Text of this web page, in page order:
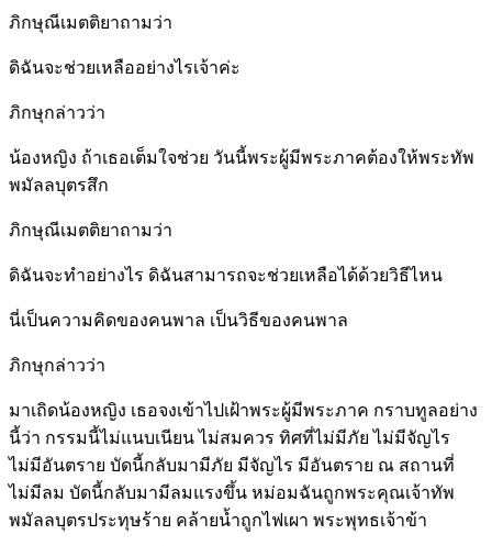
ภิกษุณีเมตติยาถามว่า
ดิฉันจะช่วยเหลืออย่างไรเจ้าค่ะ
ภิกษุกล่าวว่า
น้องหญิง ถ้าเธอเต็มใจช่วย วันนี้พระผู้มีพระภาคต้องให้พระทัพ
พมัลลบุตรสึก
ภิกษุณีเมตติยาถามว่า
ดิฉันจะทำอย่างไร ดิฉันสามารถจะช่วยเหลือได้ด้วยวิธีไหน
นี่เป็นความคิดของคนพาล เป็นวิธีของคนพาล
ภิกษุกล่าวว่า
มาเถิดน้องหญิง เธอจงเข้าไปเฝ้าพระผู้มีพระภาค กราบทูลอย่าง
นี้ว่า กรรมนี้ไม่แนบเนียน ไม่สมควร ทิศที่ไม่มีภัย ไม่มีจัญไร
ไม่มีอันตราย บัดนี้กลับมามีภัย มีจัญไร มีอันตราย ณ สถานที่
ไม่มีลม บัดนี้กลับมามีลมแรงขึ้น หม่อมฉันถูกพระคุณเจ้าทัพ
พมัลลบุตรประทุษร้าย คล้ายน้ำถูกไฟเผา พระพุทธเจ้าข้า